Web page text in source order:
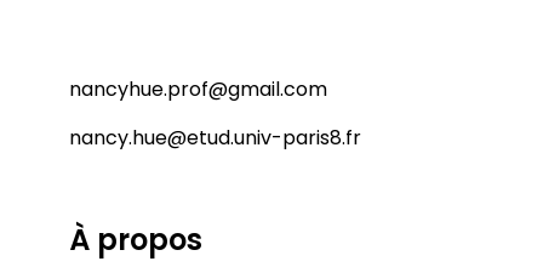
nancyhue.prof@gmail.com
nancy.hue@etud.univ-paris8.fr
À propos